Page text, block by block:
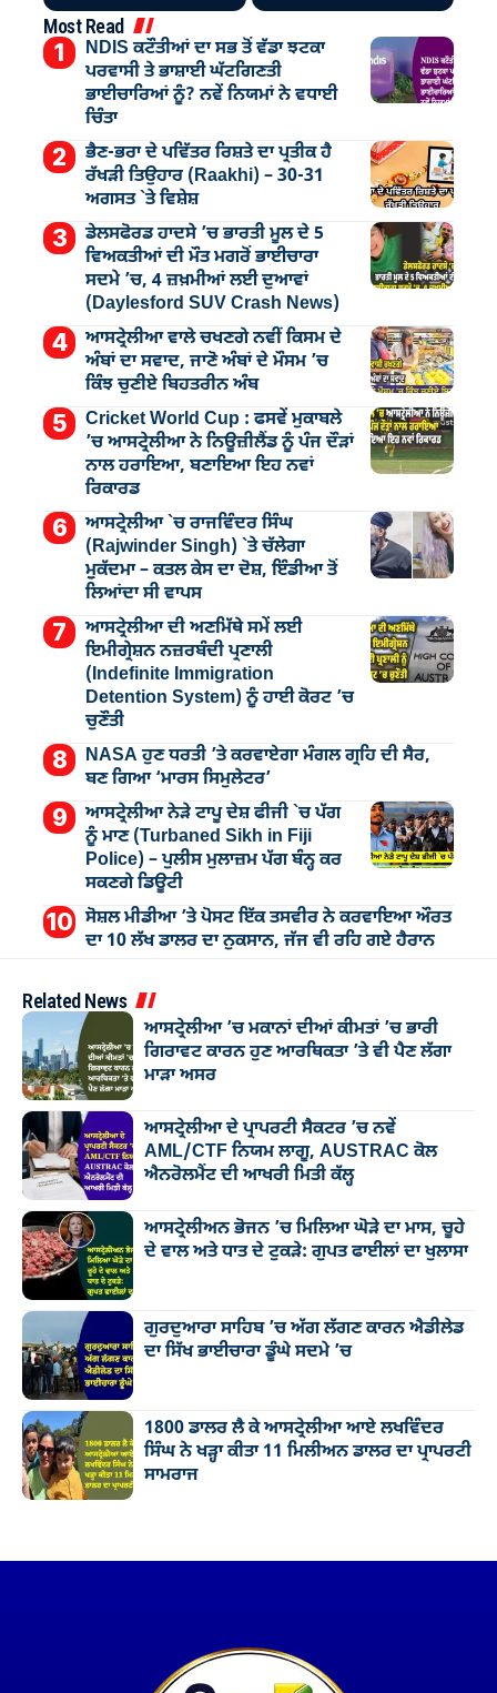
Most Read
NDIS ਕਟੌਤੀਆਂ ਦਾ ਸਭ ਤੋਂ ਵੱਡਾ ਝਟਕਾ
ਪਰਵਾਸੀ ਤੇ ਭਾਸ਼ਾਈ ਘੱਟਗਿਣਤੀ
ਭਾਈਚਾਰਿਆਂ ਨੂੰ? ਨਵੇਂ ਨਿਯਮਾਂ ਨੇ ਵਧਾਈ
ਚਿੰਤਾ
ਭੈਣ-ਭਰਾ ਦੇ ਪਵਿੱਤਰ ਰਿਸ਼ਤੇ ਦਾ ਪ੍ਰਤੀਕ ਹੈ
ਰੱਖੜੀ ਤਿਉਹਾਰ (Raakhi) – 30-31
ਅਗਸਤ `ਤੇ ਵਿਸ਼ੇਸ਼
ਡੇਲਸਫੋਰਡ ਹਾਦਸੇ ’ਚ ਭਾਰਤੀ ਮੂਲ ਦੇ 5
ਵਿਅਕਤੀਆਂ ਦੀ ਮੌਤ ਮਗਰੋਂ ਭਾਈਚਾਰਾ
ਸਦਮੇ ’ਚ, 4 ਜ਼ਖ਼ਮੀਆਂ ਲਈ ਦੁਆਵਾਂ
(Daylesford SUV Crash News)
ਆਸਟ੍ਰੇਲੀਆ ਵਾਲੇ ਚਖਣਗੇ ਨਵੀਂ ਕਿਸਮ ਦੇ
ਅੰਬਾਂ ਦਾ ਸਵਾਦ, ਜਾਣੋ ਅੰਬਾਂ ਦੇ ਮੌਸਮ ’ਚ
ਕਿੰਝ ਚੁਣੀਏ ਬਿਹਤਰੀਨ ਅੰਬ
Cricket World Cup : ਫਸਵੇਂ ਮੁਕਾਬਲੇ
’ਚ ਆਸਟ੍ਰੇਲੀਆ ਨੇ ਨਿਊਜ਼ੀਲੈਂਡ ਨੂੰ ਪੰਜ ਦੌੜਾਂ
ਨਾਲ ਹਰਾਇਆ, ਬਣਾਇਆ ਇਹ ਨਵਾਂ
ਰਿਕਾਰਡ
ਆਸਟ੍ਰੇਲੀਆ `ਚ ਰਾਜਵਿੰਦਰ ਸਿੰਘ
(Rajwinder Singh) `ਤੇ ਚੱਲੇਗਾ
ਮੁੁਕੱਦਮਾ – ਕਤਲ ਕੇਸ ਦਾ ਦੋਸ਼, ਇੰਡੀਆ ਤੋਂ
ਲਿਆਂਦਾ ਸੀ ਵਾਪਸ
ਆਸਟ੍ਰੇਲੀਆ ਦੀ ਅਣਮਿੱਥੇ ਸਮੇਂ ਲਈ
ਇਮੀਗ੍ਰੇਸ਼ਨ ਨਜ਼ਰਬੰਦੀ ਪ੍ਰਣਾਲੀ
(Indefinite Immigration
Detention System) ਨੂੰ ਹਾਈ ਕੋਰਟ ’ਚ
ਚੁਣੌਤੀ
NASA ਹੁਣ ਧਰਤੀ ’ਤੇ ਕਰਵਾਏਗਾ ਮੰਗਲ ਗ੍ਰਹਿ ਦੀ ਸੈਰ,
ਬਣ ਗਿਆ ‘ਮਾਰਸ ਸਿਮੁਲੇਟਰ’
ਆਸਟ੍ਰੇਲੀਆ ਨੇੜੇ ਟਾਪੂ ਦੇਸ਼ ਫੀਜੀ `ਚ ਪੱਗ
ਨੂੰ ਮਾਣ (Turbaned Sikh in Fiji
Police) – ਪੁਲੀਸ ਮੁਲਾਜ਼ਮ ਪੱਗ ਬੰਨ੍ਹ ਕਰ
ਸਕਣਗੇ ਡਿਊਟੀ
ਸੋਸ਼ਲ ਮੀਡੀਆ ’ਤੇ ਪੋਸਟ ਇੱਕ ਤਸਵੀਰ ਨੇ ਕਰਵਾਇਆ ਔਰਤ
ਦਾ 10 ਲੱਖ ਡਾਲਰ ਦਾ ਨੁਕਸਾਨ, ਜੱਜ ਵੀ ਰਹਿ ਗਏ ਹੈਰਾਨ
Related News
ਆਸਟ੍ਰੇਲੀਆ ’ਚ ਮਕਾਨਾਂ ਦੀਆਂ ਕੀਮਤਾਂ ’ਚ ਭਾਰੀ
ਗਿਰਾਵਟ ਕਾਰਨ ਹੁਣ ਆਰਥਿਕਤਾ ’ਤੇ ਵੀ ਪੈਣ ਲੱਗਾ
ਮਾੜਾ ਅਸਰ
ਆਸਟ੍ਰੇਲੀਆ ਦੇ ਪ੍ਰਾਪਰਟੀ ਸੈਕਟਰ ’ਚ ਨਵੇਂ
AML/CTF ਨਿਯਮ ਲਾਗੂ, AUSTRAC ਕੋਲ
ਐਨਰੋਲਮੈਂਟ ਦੀ ਆਖਰੀ ਮਿਤੀ ਕੱਲ੍ਹ
ਆਸਟ੍ਰੇਲੀਅਨ ਭੋਜਨ ’ਚ ਮਿਲਿਆ ਘੋੜੇ ਦਾ ਮਾਸ, ਚੂਹੇ
ਦੇ ਵਾਲ ਅਤੇ ਧਾਤ ਦੇ ਟੁਕੜੇ: ਗੁਪਤ ਫਾਈਲਾਂ ਦਾ ਖੁਲਾਸਾ
ਗੁਰਦੁਆਰਾ ਸਾਹਿਬ ’ਚ ਅੱਗ ਲੱਗਣ ਕਾਰਨ ਐਡੀਲੇਡ
ਦਾ ਸਿੱਖ ਭਾਈਚਾਰਾ ਡੂੰਘੇ ਸਦਮੇ ’ਚ
1800 ਡਾਲਰ ਲੈ ਕੇ ਆਸਟ੍ਰੇਲੀਆ ਆਏ ਲਖਵਿੰਦਰ
ਸਿੰਘ ਨੇ ਖੜ੍ਹਾ ਕੀਤਾ 11 ਮਿਲੀਅਨ ਡਾਲਰ ਦਾ ਪ੍ਰਾਪਰਟੀ
ਸਾਮਰਾਜ